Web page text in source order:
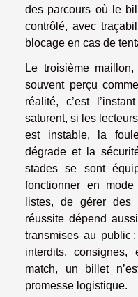
des parcours où le
contrôlé, avec
blocage en cas de
Le troisième
souvent perçu
réalité, c’est
saturent, si les
est instable, la
dégrade et la
stades se sont
fonctionner en
listes, de gérer des
réussite dépend
transmises au public
interdits,
match, un billet
promesse logistique.